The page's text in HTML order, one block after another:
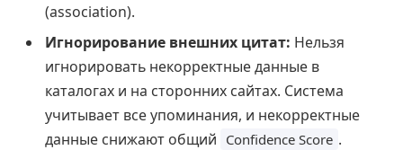
(association).
Игнорирование внешних цитат: Нельзя
игнорировать некорректные данные в
каталогах и на сторонних сайтах. Система
учитывает все упоминания, и некорректные
данные снижают общий Confidence Score .